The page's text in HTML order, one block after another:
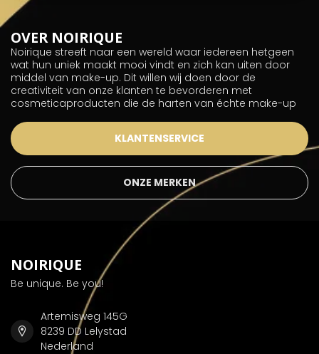
OVER NOIRIQUE
Noirique streeft naar een wereld waar iedereen hetgeen
wat hun uniek maakt mooi vindt en zich kan uiten door
middel van make-up. Dit willen wij doen door de
creativiteit van onze klanten te bevorderen met
cosmeticaproducten die de harten van échte make-up
KLANTENSERVICE
ONZE MERKEN
NOIRIQUE
Be unique. Be you!
Artemisweg 145G
8239 DD Lelystad
Nederland